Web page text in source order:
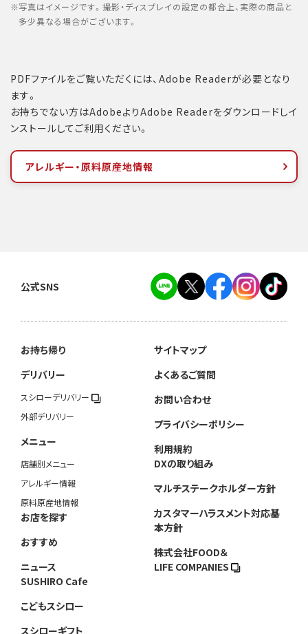
写真はイメージです。撮影・ディスプレイの設定の都合上、実際の商品と
多少異なる場合がございます。
PDFファイルをご覧いただくには、Adobe Readerが必要となり
ます。
お持ちでない方はAdobeよりAdobe Readerをダウンロードしイ
ンストールしてご利用ください。
アレルギー・原料原産地情報
公式SNS
お持ち帰り
デリバリー
スシローデリバリー
外部デリバリー
メニュー
店舗別メニュー
アレルギー情報
原料原産地情報
お店を探す
おすすめ
ニュース
SUSHIRO Cafe
こどもスシロー
スシローギフト
サイトマップ
よくあるご質問
お問い合わせ
プライバシーポリシー
利用規約
DXの取り組み
マルチステークホルダー方針
カスタマーハラスメント対応基
本方針
株式会社FOOD＆
LIFE COMPANIES